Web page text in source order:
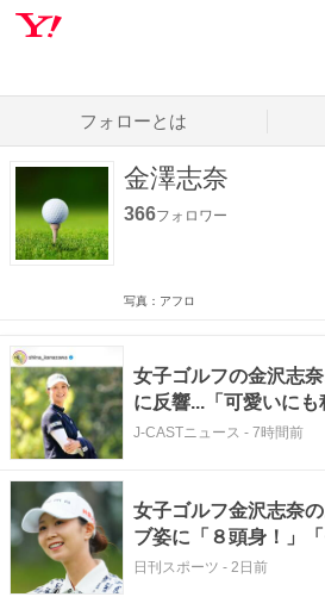
フォローとは
金澤志奈
366フォロワー
写真：アフロ
女子ゴルフの金沢志
に反響...「可愛いに
ェア姿と雰囲気変わっ
J-CASTニュース - 7時間前
女子ゴルフ金沢志奈
ブ姿に「８頭身！」
声
日刊スポーツ - 2日前